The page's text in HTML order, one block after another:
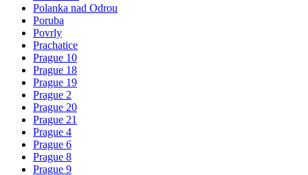
Polanka nad Odrou
Poruba
Povrly
Prachatice
Prague 10
Prague 18
Prague 19
Prague 2
Prague 20
Prague 21
Prague 4
Prague 6
Prague 8
Prague 9